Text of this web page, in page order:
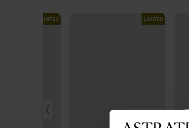
LIMITED LIMITED